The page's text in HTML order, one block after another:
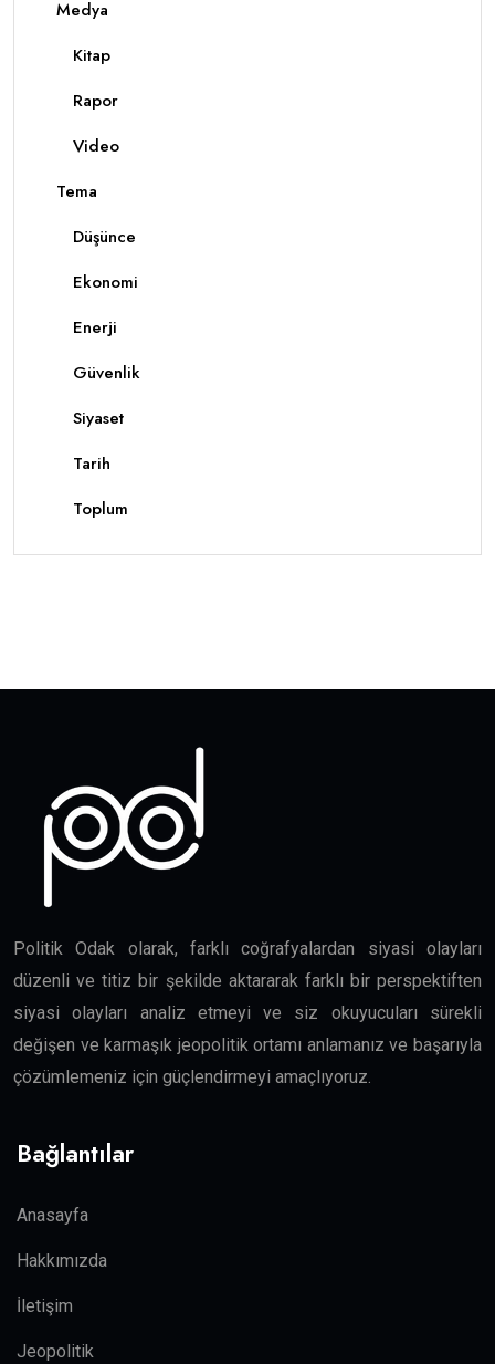
Medya
Kitap
Rapor
Video
Tema
Düşünce
Ekonomi
Enerji
Güvenlik
Siyaset
Tarih
Toplum
Politik Odak olarak, farklı coğrafyalardan siyasi olayları
düzenli ve titiz bir şekilde aktararak farklı bir perspektiften
siyasi olayları analiz etmeyi ve siz okuyucuları sürekli
değişen ve karmaşık jeopolitik ortamı anlamanız ve başarıyla
çözümlemeniz için güçlendirmeyi amaçlıyoruz.
Bağlantılar
Anasayfa
Hakkımızda
İletişim
Jeopolitik